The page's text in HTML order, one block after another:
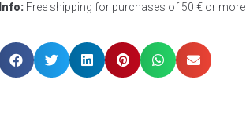
Info: Free shipping for purchases of 50 € or more